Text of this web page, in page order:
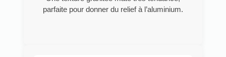
parfaite pour donner du relief à l’aluminium.